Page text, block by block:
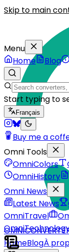
Skip to main
HomeBlogÀ
Menu
Home
Blog
Start typing to
Français
Buy me a
Omni Tools
OmniColors
OmniHistory
Omni News
Latest News
OmniTravel